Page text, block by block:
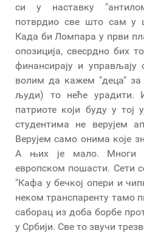
си у наставку
потврдио све што сам у
Када би Ломпара у први
опозиција, свесрдно бих
финансирају и управљају
волим да кажем "деца" за
људи) то неће урадити.
патриоте који буду у тој
студентима не верујем
Верујем само онима које
А њих је мало. Многи
европском пошасти. Сети
"Кафа у бечкој опери и
неком транспаренту тамо
саборац из доба борбе
у Србији. Све то звучи